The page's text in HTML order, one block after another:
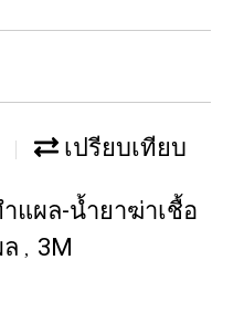
เปรียบเทียบ
แผล-น้ำยาฆ่าเชื้อ
, 3M